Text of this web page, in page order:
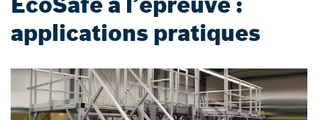
applications pratiques